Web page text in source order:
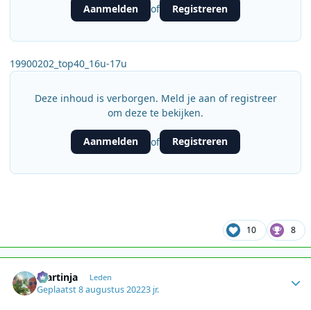
Aanmelden of Registreren
19900202_top40_16u-17u
Deze inhoud is verborgen. Meld je aan of registreer
om deze te bekijken.
Aanmelden of Registreren
10 8
martinja Leden
Geplaatst8 augustus 20223 jr.